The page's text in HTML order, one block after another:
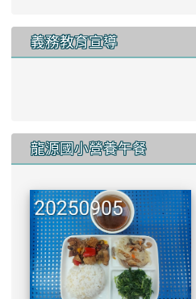
義務教育宣導
龍源國小營養午餐